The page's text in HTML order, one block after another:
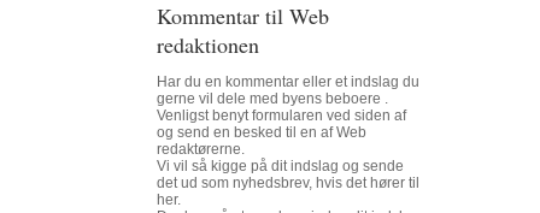
Kommentar til Web
redaktionen
Har du en kommentar eller et indslag du
gerne vil dele med byens beboere .
Venligst benyt formularen ved siden af
og send en besked til en af Web
redaktørerne.
Vi vil så kigge på dit indslag og sende
det ud som nyhedsbrev, hvis det hører til
her.